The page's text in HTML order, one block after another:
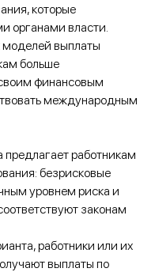
которые
органами власти.
моделей выплаты
больше
финансовым
международным
предлагает работникам
безрисковые
уровнем риска и
законам
работники или их
выплаты по